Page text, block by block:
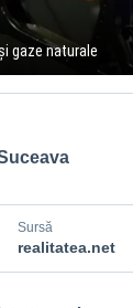
gaze naturale
Sursă
realitatea.net